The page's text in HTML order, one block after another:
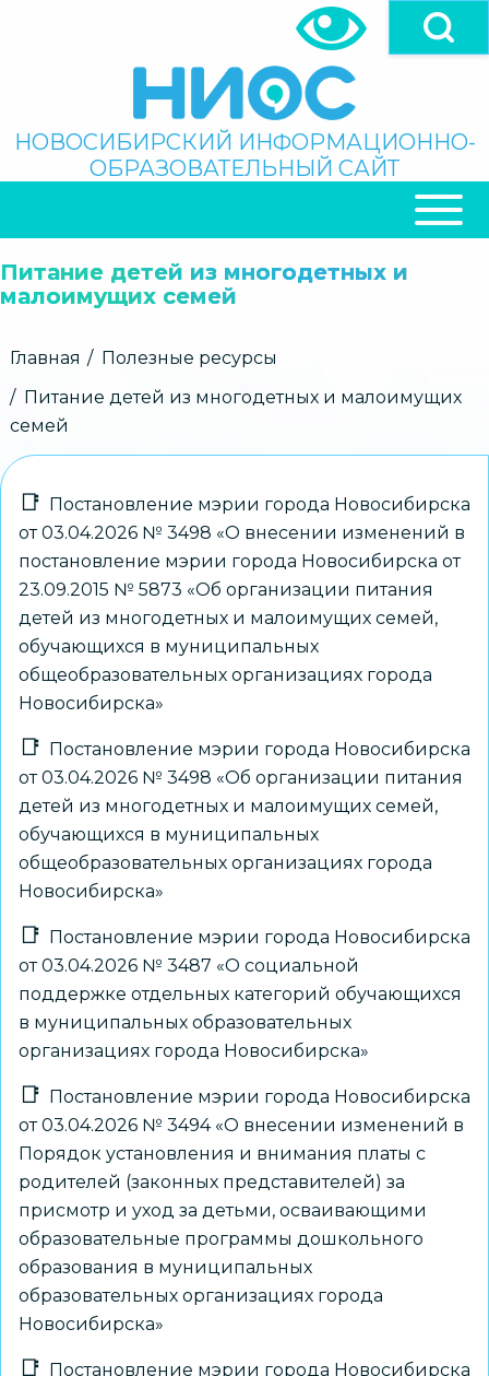
Поиск
НОВОСИБИРСКИЙ ИНФОРМАЦИОННО-
ОБРАЗОВАТЕЛЬНЫЙ САЙТ
НАВИГАЦИЯ
Питание детей из многодетных и
малоимущих семей
Строка
Главная
Полезные ресурсы
Питание детей из многодетных и малоимущих
семей
Постановление мэрии города Новосибирска
от 03.04.2026 № 3498 «О внесении изменений в
постановление мэрии города Новосибирска от
23.09.2015 № 5873 «Об организации питания
детей из многодетных и малоимущих семей,
обучающихся в муниципальных
общеобразовательных организациях города
Новосибирска»
Постановление мэрии города Новосибирска
от 03.04.2026 № 3498 «Об организации питания
детей из многодетных и малоимущих семей,
обучающихся в муниципальных
общеобразовательных организациях города
Новосибирска»
Постановление мэрии города Новосибирска
от 03.04.2026 № 3487 «О социальной
поддержке отдельных категорий обучающихся
в муниципальных образовательных
организациях города Новосибирска»
Постановление мэрии города Новосибирска
от 03.04.2026 № 3494 «О внесении изменений в
Порядок установления и внимания платы с
родителей (законных представителей) за
присмотр и уход за детьми, осваивающими
образовательные программы дошкольного
образования в муниципальных
образовательных организациях города
Новосибирска»
Постановление мэрии города Новосибирска